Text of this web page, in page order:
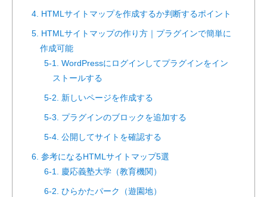
4. HTMLサイトマップを作成するか判断するポイント
5. HTMLサイトマップの作り方｜プラグインで簡単に
作成可能
5-1. WordPressにログインしてプラグインをイン
ストールする
5-2. 新しいページを作成する
5-3. プラグインのブロックを追加する
5-4. 公開してサイトを確認する
6. 参考になるHTMLサイトマップ5選
6-1. 慶応義塾大学（教育機関）
6-2. ひらかたパーク（遊園地）